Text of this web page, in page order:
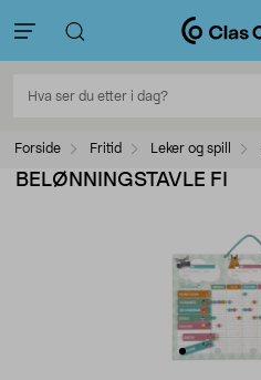
Forside Fritid Leker og spill
BELØNNINGSTAVLE FI